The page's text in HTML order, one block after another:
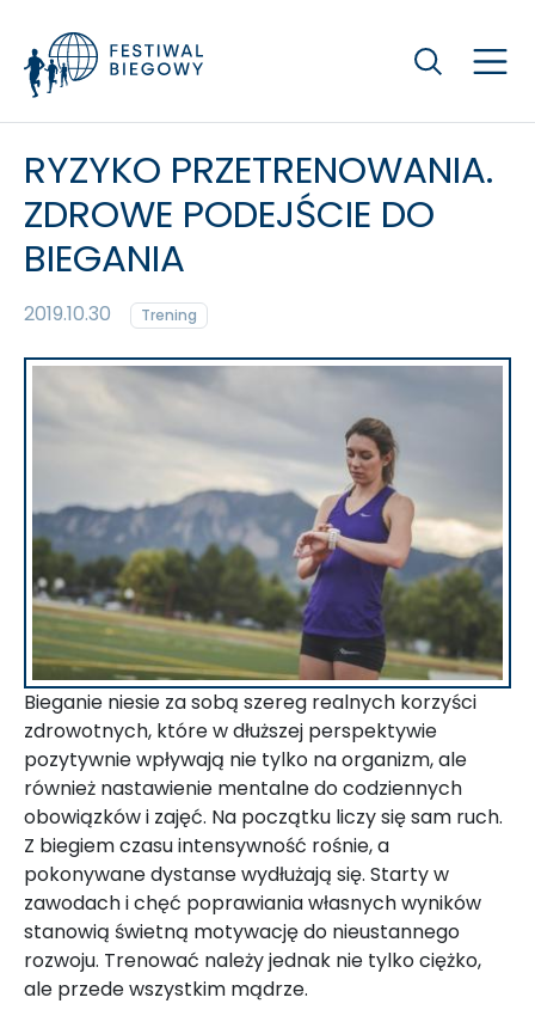
Szukaj
RYZYKO PRZETRENOWANIA.
ZDROWE PODEJŚCIE DO
BIEGANIA
2019.10.30 Trening
Bieganie niesie za sobą szereg realnych korzyści
zdrowotnych, które w dłuższej perspektywie
pozytywnie wpływają nie tylko na organizm, ale
również nastawienie mentalne do codziennych
obowiązków i zajęć. Na początku liczy się sam ruch.
Z biegiem czasu intensywność rośnie, a
pokonywane dystanse wydłużają się. Starty w
zawodach i chęć poprawiania własnych wyników
stanowią świetną motywację do nieustannego
rozwoju. Trenować należy jednak nie tylko ciężko,
ale przede wszystkim mądrze.